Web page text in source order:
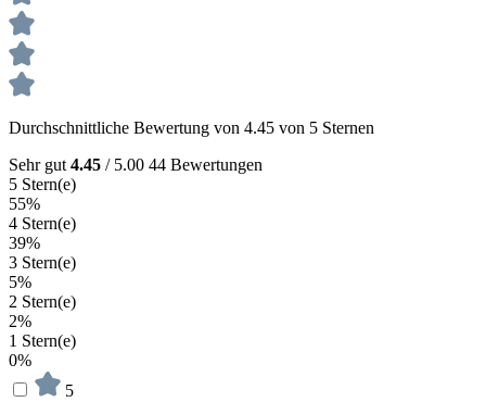
Durchschnittliche Bewertung von 4.45 von 5 Sternen
Sehr gut 4.45 / 5.00 44 Bewertungen
5 Stern(e)
55%
4 Stern(e)
39%
3 Stern(e)
5%
2 Stern(e)
2%
1 Stern(e)
0%
5